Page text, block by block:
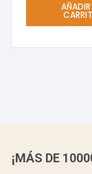
AÑADIR
¡MÁS DE